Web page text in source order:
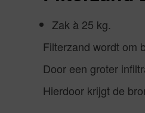
Zak à 25 kg.
Filterzand wordt om
Door een groter
Hierdoor krijgt de